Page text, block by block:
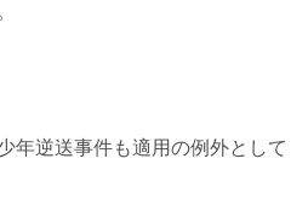
年逆送事件も適用の例外として